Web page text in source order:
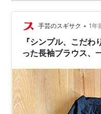
手芸のスギサク • 1年
『シンプル、こだ
った長袖ブラウス、